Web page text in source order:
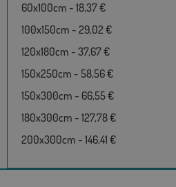
60x100cm - 18,37 €
100x150cm - 29,02 €
120x180cm - 37,67 €
150x250cm - 58,56 €
150x300cm - 66,55 €
180x300cm - 127,78 €
200x300cm - 146,41 €